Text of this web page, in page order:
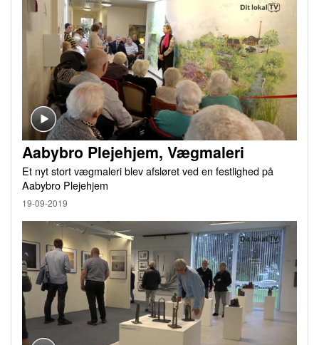
Aabybro Plejehjem, Vægmaleri
Et nyt stort vægmaleri blev afsløret ved en festlighed på
Aabybro Plejehjem
19-09-2019